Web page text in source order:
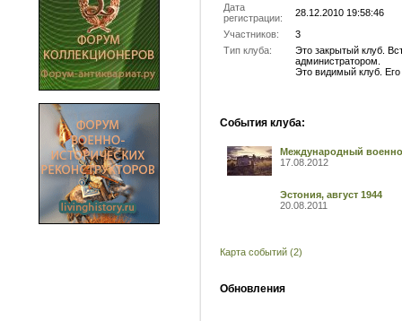
Дата
регистрации:
28.12.2010 19:58:46
Участников:
3
Тип клуба:
Это закрытый клуб.
администратором.
Это видимый клуб.
События клуба:
Международный
17.08.2012
Эстония, август 1944
20.08.2011
Карта событий (2)
Обновления